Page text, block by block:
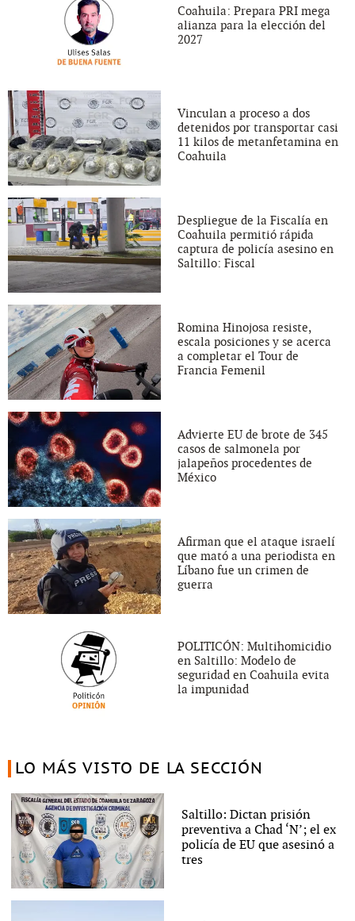
Coahuila: Prepara PRI mega
alianza para la elección del
2027
Vinculan a proceso a dos
detenidos por transportar casi
11 kilos de metanfetamina en
Coahuila
Despliegue de la Fiscalía en
Coahuila permitió rápida
captura de policía asesino en
Saltillo: Fiscal
Romina Hinojosa resiste,
escala posiciones y se acerca
a completar el Tour de
Francia Femenil
Advierte EU de brote de 345
casos de salmonela por
jalapeños procedentes de
México
Afirman que el ataque israelí
que mató a una periodista en
Líbano fue un crimen de
guerra
POLITICÓN: Multihomicidio
en Saltillo: Modelo de
seguridad en Coahuila evita
la impunidad
LO MÁS VISTO DE LA SECCIÓN
Saltillo: Dictan prisión
preventiva a Chad ‘N’; el ex
policía de EU que asesinó a
tres